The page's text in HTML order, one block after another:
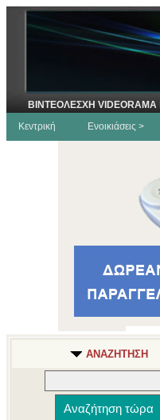
ΒΙΝΤΕΟΛΕΣΧΗ VIDEORAMA
Κεντρική
Ενοικιάσεις >
ΑΝΑΖΗΤΗΣΗ